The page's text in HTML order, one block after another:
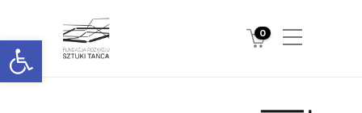
Otwórz pasek narzędzi 0